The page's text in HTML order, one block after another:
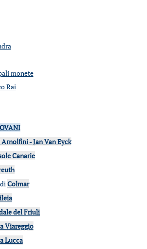
monete
Rai
- Jan Van Eyck
Canarie
Colmar
del Friuli
Viareggio
Lucca